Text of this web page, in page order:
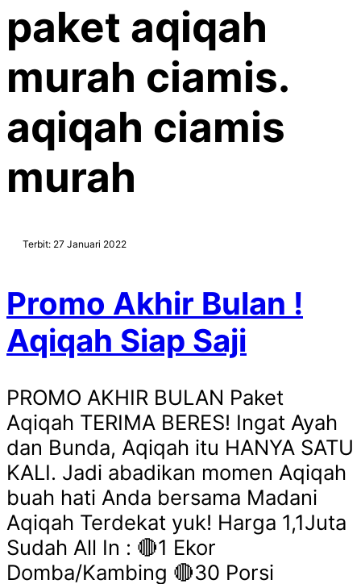
paket aqiqah
murah ciamis.
aqiqah ciamis
murah
Terbit: 27 Januari 2022
Promo Akhir Bulan !
Aqiqah Siap Saji
PROMO AKHIR BULAN Paket
Aqiqah TERIMA BERES! Ingat Ayah
dan Bunda, Aqiqah itu HANYA SATU
KALI. Jadi abadikan momen Aqiqah
buah hati Anda bersama Madani
Aqiqah Terdekat yuk! Harga 1,1Juta
Sudah All In : 🔴1 Ekor
Domba/Kambing 🔴30 Porsi